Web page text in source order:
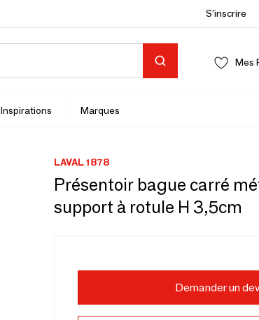
S’inscrire
Mes
Inspirations Marques
LAVAL 1878
Présentoir bague carré
support à rotule H 3,5cm
Demander un